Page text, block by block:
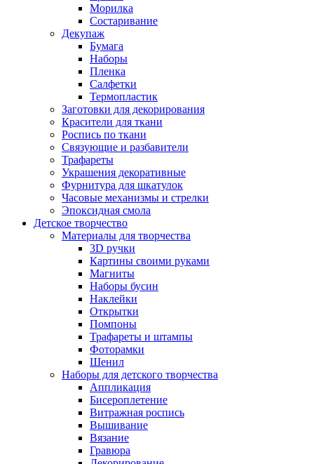
Морилка
Состаривание
Декупаж
Бумага
Наборы
Пленка
Салфетки
Термопластик
Заготовки для декорирования
Красители для ткани
Роспись по ткани
Связующие и разбавители
Трафареты
Украшения декоративные
Фурнитура для шкатулок
Часовые механизмы и стрелки
Эпоксидная смола
Детское творчество
Материалы для творчества
3D ручки
Картины своими руками
Магниты
Наборы бусин
Наклейки
Открытки
Помпоны
Трафареты и штампы
Фоторамки
Шенил
Наборы для детского творчества
Аппликация
Бисероплетение
Витражная роспись
Вышивание
Вязание
Гравюра